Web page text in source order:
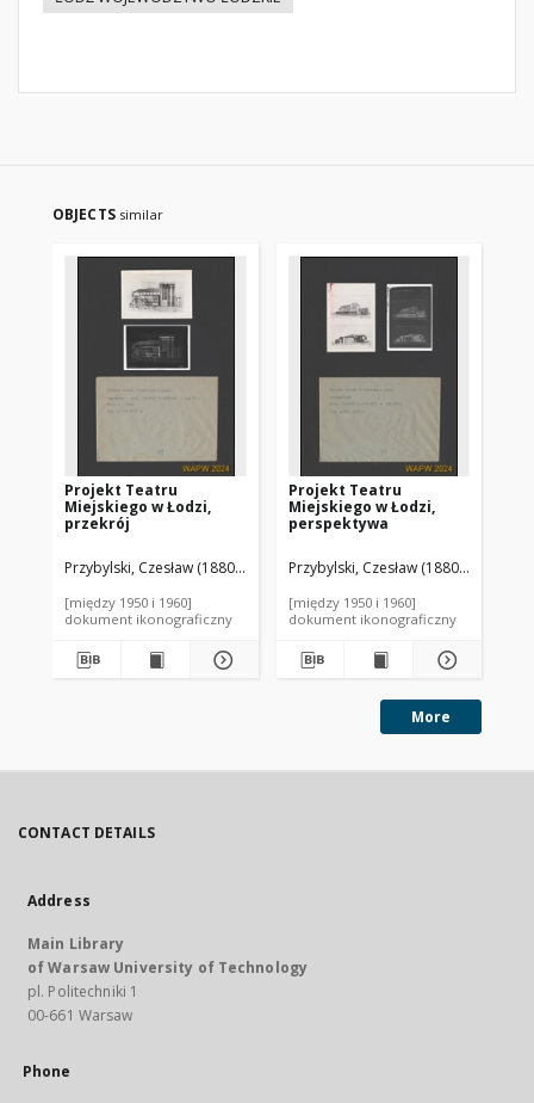
OBJECTS similar
Projekt Teatru
Miejskiego w Łodzi,
przekrój
Przybylski, Czesław (1880-1936). Autor
[między 1950 i 1960]
dokument ikonograficzny
Projekt Teatru
Miejskiego w Łodzi,
perspektywa
Przybylski, Czesław (1880-1936).
[między 1950 i 1960]
dokument ikonograficzny
More
CONTACT DETAILS
Address
Main Library
of Warsaw University of Technology
pl. Politechniki 1
00-661 Warsaw
Phone